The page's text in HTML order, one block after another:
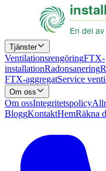
Tjänster
VentilationsrengöringFTX-
installationRadonsanering
FTX-aggregatService
Om oss
Om ossIntegritetspolicy
BloggKontaktHemRäkna